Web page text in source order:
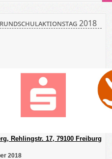
2018
Rehlingstr. 17, 79100 Freiburg
2018